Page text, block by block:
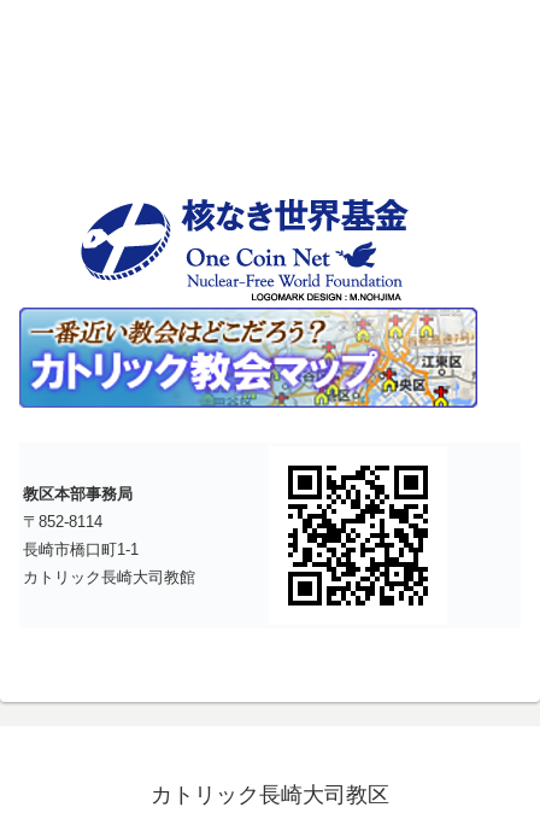
教区本部事務局
〒852-8114
長崎市橋口町1-1
カトリック長崎大司教館
カトリック長崎大司教区